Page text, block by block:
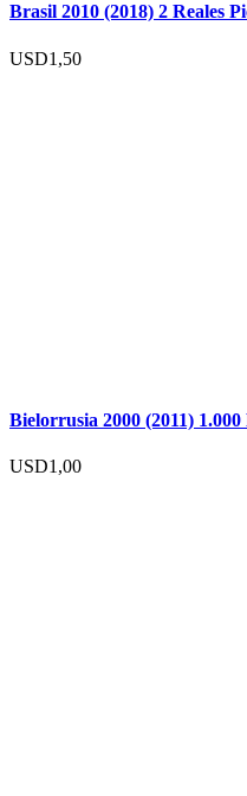
Brasil 2010 (2018) 2 Reales
USD1,50
Bielorrusia 2000 (2011)
USD1,00